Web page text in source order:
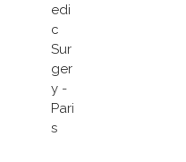
edi
c
Sur
ger
y -
Pari
s